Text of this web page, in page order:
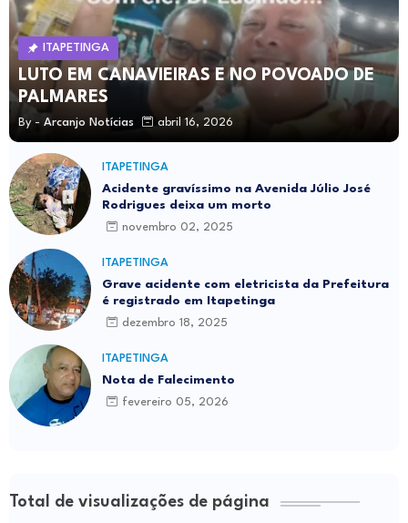
ITAPETINGA
LUTO EM CANAVIEIRAS E NO POVOADO DE
PALMARES
By - Arcanjo Notícias abril 16, 2026
ITAPETINGA
Acidente gravíssimo na Avenida Júlio José
Rodrigues deixa um morto
novembro 02, 2025
ITAPETINGA
Grave acidente com eletricista da Prefeitura
é registrado em Itapetinga
dezembro 18, 2025
ITAPETINGA
Nota de Falecimento
fevereiro 05, 2026
Total de visualizações de página